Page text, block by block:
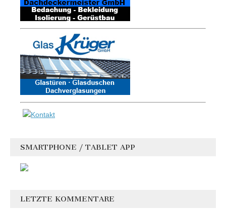
SMARTPHONE / TABLET APP
LETZTE KOMMENTARE